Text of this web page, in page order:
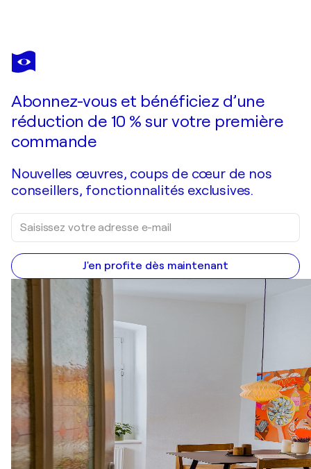
ELISA BOUGHNER
Gem 188
Abonnez-vous et bénéficiez d’une
réduction de 10 % sur votre première
commande
Nouvelles œuvres, coups de cœur de nos
conseillers, fonctionnalités exclusives.
J'en profite dès maintenant